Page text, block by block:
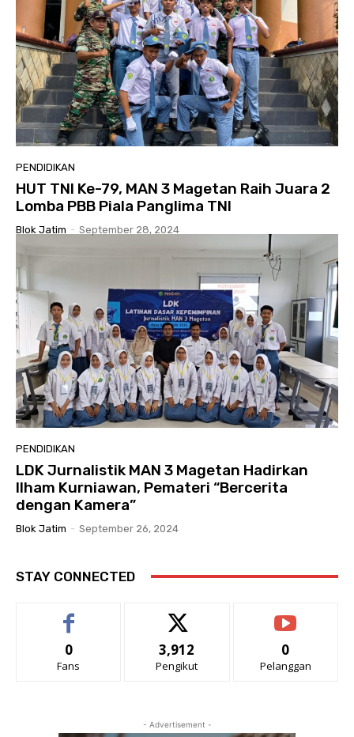
PENDIDIKAN
HUT TNI Ke-79, MAN 3 Magetan Raih Juara 2
Lomba PBB Piala Panglima TNI
Blok Jatim - September 28, 2024
PENDIDIKAN
LDK Jurnalistik MAN 3 Magetan Hadirkan
Ilham Kurniawan, Pemateri “Bercerita
dengan Kamera”
Blok Jatim - September 26, 2024
STAY CONNECTED
0
Fans
3,912
Pengikut
0
Pelanggan
- Advertisement -